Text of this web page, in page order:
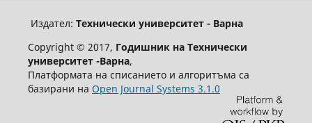
Издател: Технически университет - Варна
Copyright © 2017, Годишник на Технически
университет -Варна,
Платформата на списанието и алгоритъма са
базирани на Open Journal Systems 3.1.0